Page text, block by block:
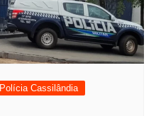
Polícia Cassilândia